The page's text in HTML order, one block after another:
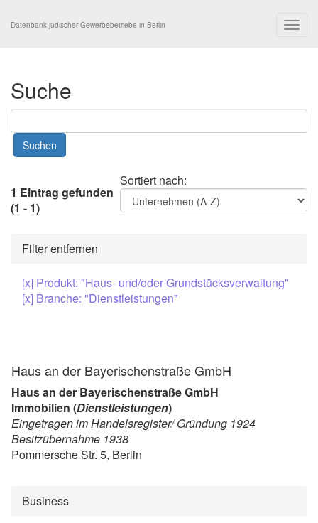
Datenbank jüdischer Gewerbebetriebe in Berlin
Suche
Sortiert nach:
1 Eintrag gefunden
(1 - 1)
Filter entfernen
[x] Produkt: "Haus- und/oder Grundstücksverwaltung"
[x] Branche: "Dienstleistungen"
Haus an der Bayerischenstraße GmbH
Haus an der Bayerischenstraße GmbH
Immobilien (Dienstleistungen)
Eingetragen im Handelsregister/ Gründung 1924
Besitzübernahme 1938
Pommersche Str. 5, Berlin
Business